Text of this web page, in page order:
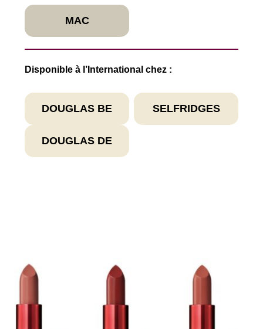
MAC
Disponible à l’International chez :
DOUGLAS BE SELFRIDGES
DOUGLAS DE